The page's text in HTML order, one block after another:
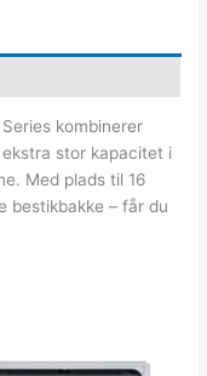
kombinerer
stor kapacitet i
Med plads til 16
bestikbakke – får du
Den
Den